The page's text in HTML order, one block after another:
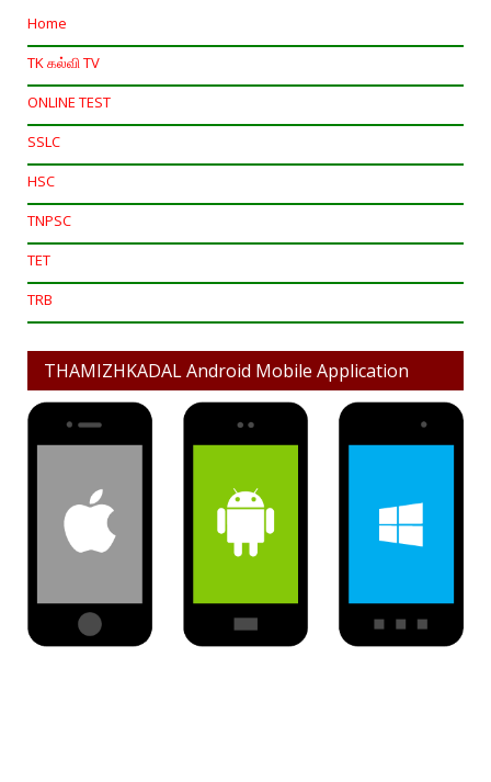
Home
TK கல்வி TV
ONLINE TEST
SSLC
HSC
TNPSC
TET
TRB
THAMIZHKADAL Android Mobile Application